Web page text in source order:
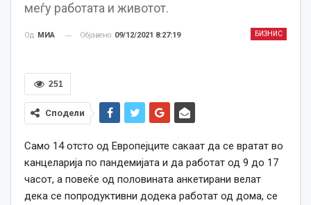
меѓу работата и животот.
БИЗНИС
Од МИА Објавено 09/12/2021 8:27:19
251
Сподели
Само 14 отсто од Европејците сакаат да се вратат во
канцеларија по пандемијата и да работат од 9 до 17
часот, а повеќе од половината анкетирани велат
дека се попродуктивни додека работат од дома, се